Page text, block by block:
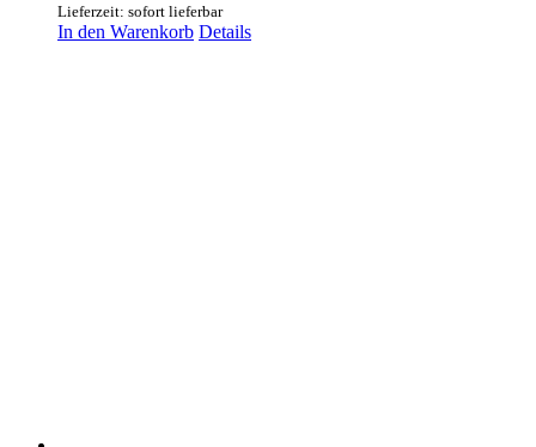
Lieferzeit: sofort lieferbar
In den Warenkorb Details